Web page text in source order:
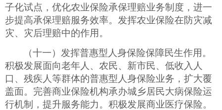
子化试点，优化农业保险承保理赔业务制度，进一
步提高承保理赔服务效率。发挥农业保险在防灾减
灾、灾后理赔中的作用。
（十一）发挥普惠型人身保险保障民生作用。
积极发展面向老年人、农民、新市民、低收入人
口、残疾人等群体的普惠型人身保险业务，扩大覆
盖面。完善商业保险机构承办城乡居民大病保险运
行机制，提升服务能力。积极发展商业医疗保险。